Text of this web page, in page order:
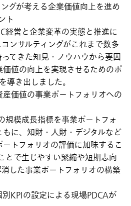
グが考える企業価値向上を進め
ト
経営と企業変革の実態と推進に
ンサルティングがこれまで数多
てきた知見・ノウハウから要因
値の向上を実現させるためのポ
導き出しました。
価値の事業ポートフォリオへの
規模成長指標を事業ポートフォ
に、知財・人財・デジタルなど
トフォリオの評価に加味するこ
とで生じやすい緊縮や短期志向
した事業ポートフォリオの構築
KPIの設定による現場PDCAが